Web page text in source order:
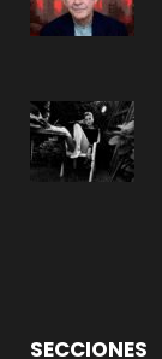
SECCIONES